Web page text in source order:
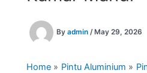
By admin / May 29, 2026
Home Pintu Aluminium